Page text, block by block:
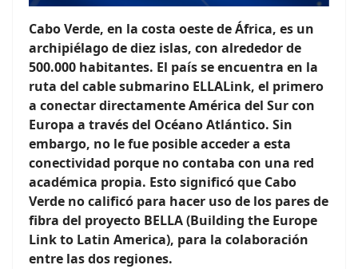
Cabo Verde, en la costa oeste de África, es un
archipiélago de diez islas, con alrededor de
500.000 habitantes. El país se encuentra en la
ruta del cable submarino ELLALink, el primero
a conectar directamente América del Sur con
Europa a través del Océano Atlántico. Sin
embargo, no le fue posible acceder a esta
conectividad porque no contaba con una red
académica propia. Esto significó que Cabo
Verde no calificó para hacer uso de los pares de
fibra del proyecto BELLA (Building the Europe
Link to Latin America), para la colaboración
entre las dos regiones.